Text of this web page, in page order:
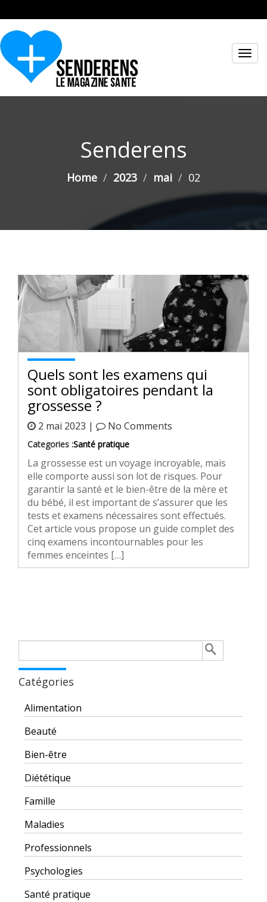
Senderens
Home 2023 mai 02
Quels sont les examens qui
sont obligatoires pendant la
grossesse ?
2 mai 2023 | No Comments
Categories :Santé pratique
La grossesse est un voyage incroyable, mais
elle comporte aussi son lot de risques. Pour
garantir la santé et le bien-être de la mère et
du bébé, il est important de s’assurer que les
tests et examens nécessaires sont effectués.
Cet article vous propose un guide complet des
cinq examens incontournables pour les
femmes enceintes […]
Catégories
Alimentation
Beauté
Bien-être
Diététique
Famille
Maladies
Professionnels
Psychologies
Santé pratique